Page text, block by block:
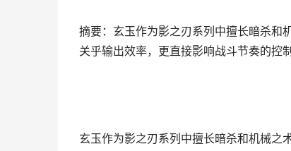
摘要：玄玉作为影之刃系列中擅长暗杀和
关乎输出效率，更直接影响战斗节奏的控
玄玉作为影之刃系列中擅长暗杀和机械之